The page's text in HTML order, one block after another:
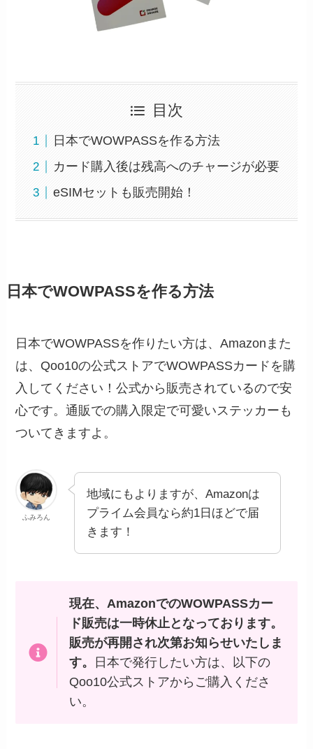
目次
日本でWOWPASSを作る方法
カード購入後は残高へのチャージが必要
eSIMセットも販売開始！
日本でWOWPASSを作る方法
日本でWOWPASSを作りたい方は、Amazonまた
は、Qoo10の公式ストアでWOWPASSカードを購
入してください！公式から販売されているので安
心です。通販での購入限定で可愛いステッカーも
ついてきますよ。
ふみろん
地域にもよりますが、Amazonは
プライム会員なら約1日ほどで届
きます！
現在、AmazonでのWOWPASSカー
ド販売は一時休止となっております。
販売が再開され次第お知らせいたしま
す。
日本で発行したい方は、以下の
Qoo10公式ストアからご購入くださ
い。